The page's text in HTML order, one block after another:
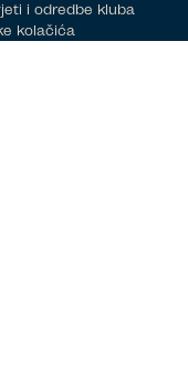
i odredbe kluba
kolačića